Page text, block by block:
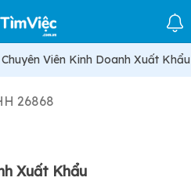
Chuyên Viên Kinh Doanh Xuất Khẩu
26868
Xuất Khẩu